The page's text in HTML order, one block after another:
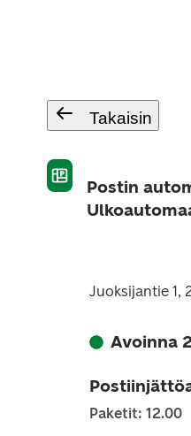
Takaisin
Postin
Juoksijantie 1,
Avoinna
Paketit: 12.00